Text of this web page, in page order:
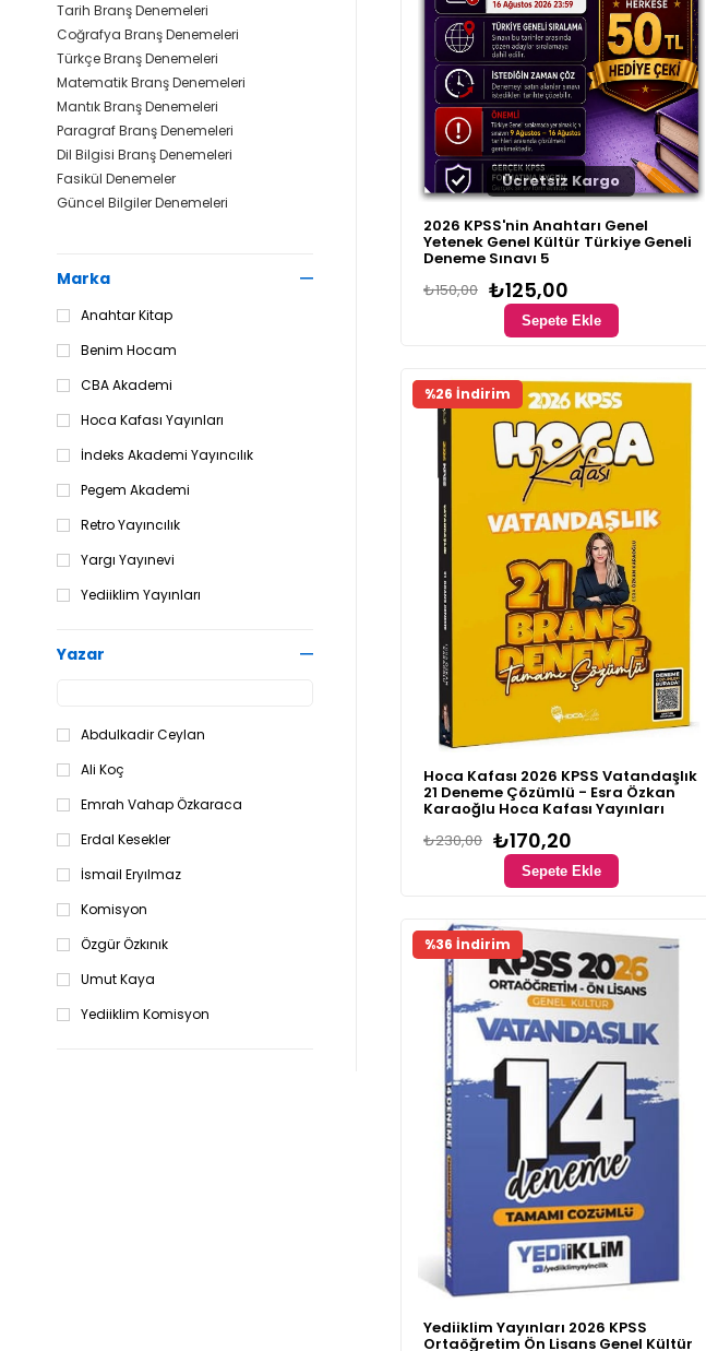
Tarih Branş Denemeleri
Coğrafya Branş Denemeleri
Türkçe Branş Denemeleri
Matematik Branş Denemeleri
Mantık Branş Denemeleri
Paragraf Branş Denemeleri
Dil Bilgisi Branş Denemeleri
Fasikül Denemeler
Güncel Bilgiler Denemeleri
Marka
Anahtar Kitap
Benim Hocam
CBA Akademi
Hoca Kafası Yayınları
İndeks Akademi Yayıncılık
Pegem Akademi
Retro Yayıncılık
Yargı Yayınevi
Yediiklim Yayınları
Yazar
Abdulkadir Ceylan
Ali Koç
Emrah Vahap Özkaraca
Erdal Kesekler
İsmail Eryılmaz
Komisyon
Özgür Özkınık
Umut Kaya
Yediiklim Komisyon
Ücretsiz Kargo
2026 KPSS'nin Anahtarı Genel
Yetenek Genel Kültür Türkiye Geneli
Deneme Sınavı 5
₺125,00
₺150,00
Sepete Ekle
Hoca Kafası 2026 KPSS Vatandaşlık
21 Deneme Çözümlü - Esra Özkan
Karaoğlu Hoca Kafası Yayınları
₺170,20
₺230,00
Sepete Ekle
%26 İndirim
Fırsat Ürünü
Yediiklim Yayınları 2026 KPSS
Ortaöğretim Ön Lisans Genel Kültür
%36 İndirim